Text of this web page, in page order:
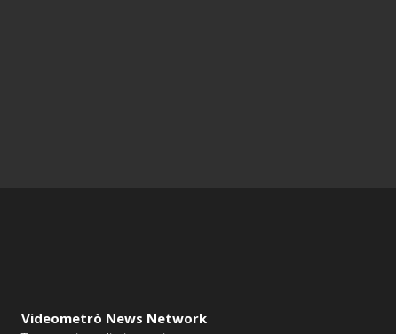
Videometrò News Network